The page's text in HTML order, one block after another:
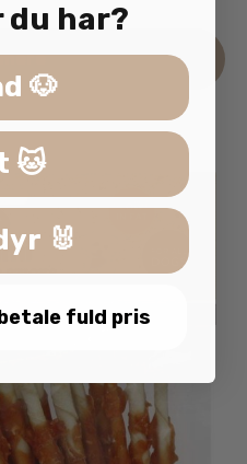
har?
🐶
🐱
🐰
fuld pris